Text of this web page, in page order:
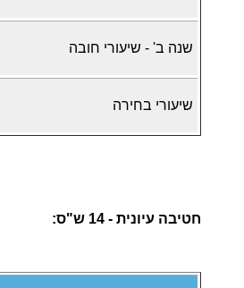
שנה ב' - שיעורי חובה
שיעורי בחירה
חטיבה עיונית - 14 ש"ס: